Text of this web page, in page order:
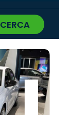
CERCA
›